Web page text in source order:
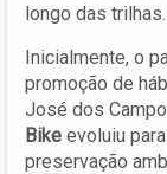
longo das trilhas.
Inicialmente, o
promoção de
José dos
Bike evoluiu
preservação